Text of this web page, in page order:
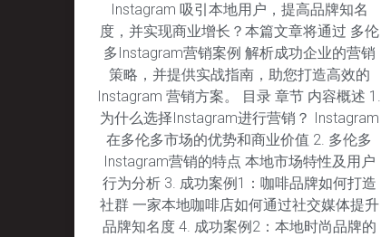
Instagram 吸引本地用户，提高品牌知名
度，并实现商业增长？本篇文章将通过 多伦
多Instagram营销案例 解析成功企业的营销
策略，并提供实战指南，助您打造高效的
Instagram 营销方案。 目录 章节 内容概述 1.
为什么选择Instagram进行营销？ Instagram
在多伦多市场的优势和商业价值 2. 多伦多
Instagram营销的特点 本地市场特性及用户
行为分析 3. 成功案例1：咖啡品牌如何打造
社群 一家本地咖啡店如何通过社交媒体提升
品牌知名度 4. 成功案例2：本地时尚品牌的